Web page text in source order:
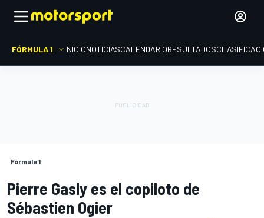
FÓRMULA 1 INICIONOTICIASCALENDARIORESULTADOS
Fórmula 1
Pierre Gasly es el copiloto de
Sébastien Ogier